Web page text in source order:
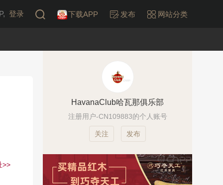
登录 下载APP 发布 网站分类
>>
HavanaClub哈瓦那俱乐部
注册用户-CN109883的个人账号
发布